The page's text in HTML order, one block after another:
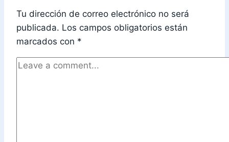
Tu dirección de correo electrónico no será
publicada. Los campos obligatorios están
marcados con *